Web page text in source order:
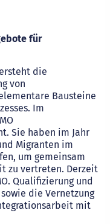
für
die
von
Bausteine
Im
Sie haben im Jahr
Migranten im
um gemeinsam
zu vertreten. Derzeit
Qualifizierung und
die Vernetzung
mit